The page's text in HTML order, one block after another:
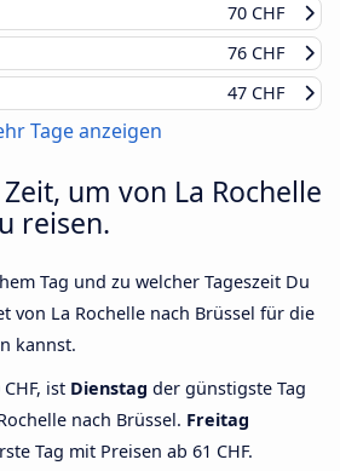
70 CHF
76 CHF
47 CHF
Tage anzeigen
um von La Rochelle
reisen.
Tag und zu welcher Tageszeit Du
von La Rochelle nach Brüssel für die
kannst.
ist Dienstag der günstigste Tag
nach Brüssel. Freitag
Tag mit Preisen ab 61 CHF.